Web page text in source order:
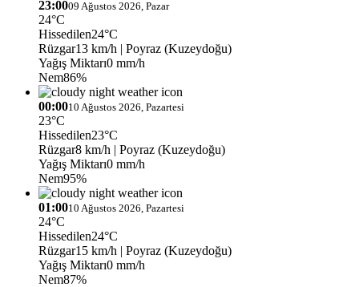
23:0009 Ağustos 2026, Pazar
24°C
Hissedilen24°C
Rüzgar13 km/h | Poyraz (Kuzeydoğu)
Yağış Miktarı0 mm/h
Nem86%
00:0010 Ağustos 2026, Pazartesi
23°C
Hissedilen23°C
Rüzgar8 km/h | Poyraz (Kuzeydoğu)
Yağış Miktarı0 mm/h
Nem95%
01:0010 Ağustos 2026, Pazartesi
24°C
Hissedilen24°C
Rüzgar15 km/h | Poyraz (Kuzeydoğu)
Yağış Miktarı0 mm/h
Nem87%